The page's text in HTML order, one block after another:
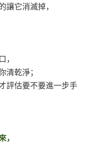
它消滅掉，
清乾淨；
評估要不要進一步手